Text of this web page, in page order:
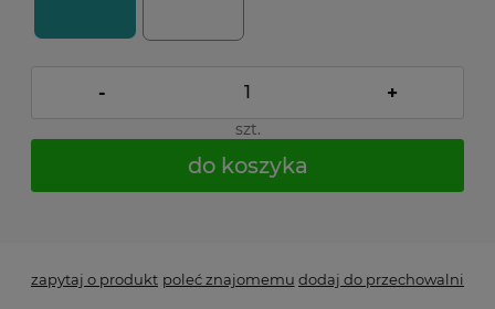
- +
szt.
do koszyka
zapytaj o produkt poleć znajomemu dodaj do przechowalni